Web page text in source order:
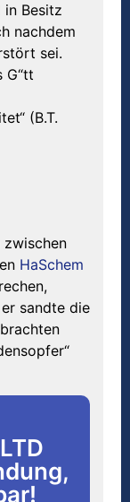
in Besitz
nachdem
sei.
G“tt
(B.T.
zwischen
HaSchem
sandte die